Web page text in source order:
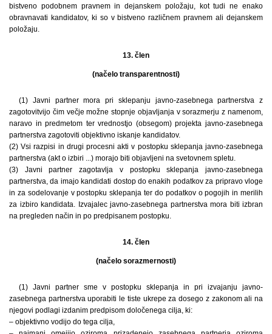
bistveno podobnem pravnem in dejanskem položaju, kot tudi ne enako
obravnavati kandidatov, ki so v bistveno različnem pravnem ali dejanskem
položaju.
13. člen
(načelo transparentnosti)
(1) Javni partner mora pri sklepanju javno-zasebnega partnerstva z
zagotovitvijo čim večje možne stopnje objavljanja v sorazmerju z namenom,
naravo in predmetom ter vrednostjo (obsegom) projekta javno-zasebnega
partnerstva zagotoviti objektivno iskanje kandidatov.
(2) Vsi razpisi in drugi procesni akti v postopku sklepanja javno-zasebnega
partnerstva (akt o izbiri ...) morajo biti objavljeni na svetovnem spletu.
(3) Javni partner zagotavlja v postopku sklepanja javno-zasebnega
partnerstva, da imajo kandidati dostop do enakih podatkov za pripravo vloge
in za sodelovanje v postopku sklepanja ter do podatkov o pogojih in merilih
za izbiro kandidata. Izvajalec javno-zasebnega partnerstva mora biti izbran
na pregleden način in po predpisanem postopku.
14. člen
(načelo sorazmernosti)
(1) Javni partner sme v postopku sklepanja in pri izvajanju javno-
zasebnega partnerstva uporabiti le tiste ukrepe za dosego z zakonom ali na
njegovi podlagi izdanim predpisom določenega cilja, ki:
– objektivno vodijo do tega cilja,